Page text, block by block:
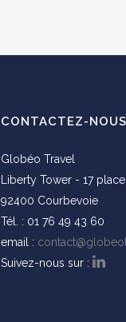
CONTACTEZ-NOUS
Globéo Travel
Liberty Tower - 17
92400 Courbevoie
Tél. : 01 76 49 43 60
email :
Suivez-nous sur :